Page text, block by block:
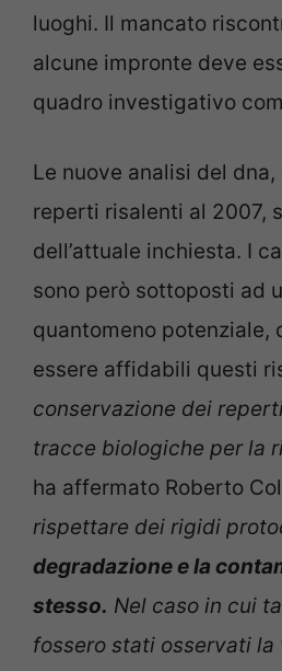
luoghi. Il mancato
alcune impronte deve
quadro investigativo
Le nuove analisi del
reperti risalenti al 2007,
dell’attuale inchiesta. I
sono però sottoposti ad
quantomeno potenziale,
essere affidabili questi
conservazione dei
tracce biologiche per la
ha affermato Roberto
rispettare dei rigidi
degradazione e la
stesso. Nel caso in cui
fossero stati osservati la